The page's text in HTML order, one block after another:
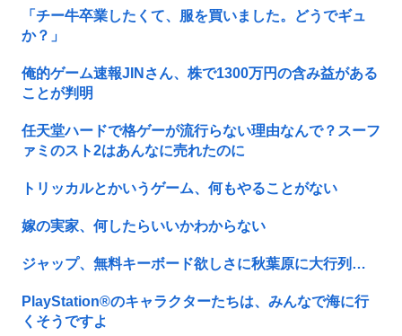
「チー牛卒業したくて、服を買いました。どうでギュ
か？」
俺的ゲーム速報JINさん、株で1300万円の含み益がある
ことが判明
任天堂ハードで格ゲーが流行らない理由なんで？スーフ
ァミのスト2はあんなに売れたのに
トリッカルとかいうゲーム、何もやることがない
嫁の実家、何したらいいかわからない
ジャップ、無料キーボード欲しさに秋葉原に大行列…
PlayStation®のキャラクターたちは、みんなで海に行
くそうですよ